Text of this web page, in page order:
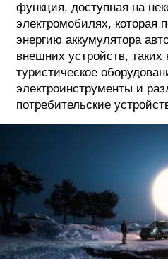
функция, доступная на
электромобилях, которая
энергию аккумулятора
внешних устройств, таких
туристическое
электроинструменты и
потребительские